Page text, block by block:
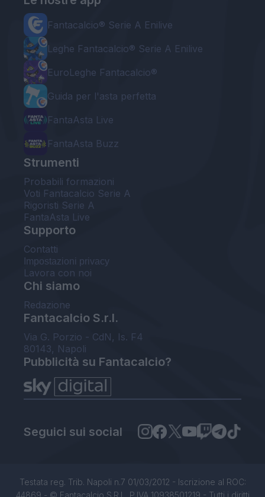
Fantacalcio® Serie A Enilive
Leghe Fantacalcio® Serie A Enilive
EuroLeghe Fantacalcio®
Guida per l'asta perfetta
FantaAsta Live
FantaAsta Buzz
Strumenti
Probabili formazioni
Voti Fantacalcio Serie A
Rigoristi Serie A
FantaAsta Live
Supporto
Contatti
Impostazioni privacy
Lavora con noi
Chi siamo
Redazione
Fantacalcio S.r.l.
Via G. Porzio - CdN, Is. F4
80143, Napoli
Pubblicità su Fantacalcio?
Seguici sui social
Testata reg. Trib. Napoli n.7 01/03/2012 - Iscrizione al ROC:
44869 - © Fantacalcio S.R.L. P.IVA 10938501219 - Tutti i diritti